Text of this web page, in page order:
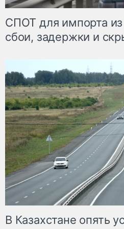
СПОТ для импорта
сбои, задержки и
В Казахстане опять